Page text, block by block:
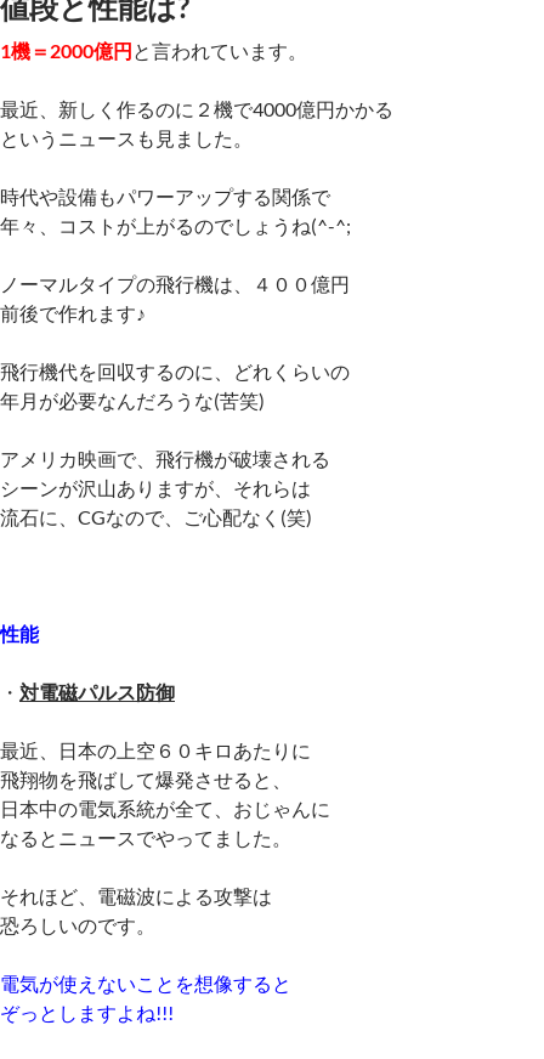
1機＝2000億円と言われています。
最近、新しく作るのに２機で4000億円かかる
というニュースも見ました。
時代や設備もパワーアップする関係で
年々、コストが上がるのでしょうね(^-^;
ノーマルタイプの飛行機は、４００億円
前後で作れます♪
飛行機代を回収するのに、どれくらいの
年月が必要なんだろうな(苦笑)
アメリカ映画で、飛行機が破壊される
シーンが沢山ありますが、それらは
流石に、CGなので、ご心配なく(笑)
性能
・ 対電磁パルス防御
最近、日本の上空６０キロあたりに
飛翔物を飛ばして爆発させると、
日本中の電気系統が全て、おじゃんに
なるとニュースでやってました。
それほど、電磁波による攻撃は
恐ろしいのです。
電気が使えないことを想像すると
ぞっとしますよね!!!